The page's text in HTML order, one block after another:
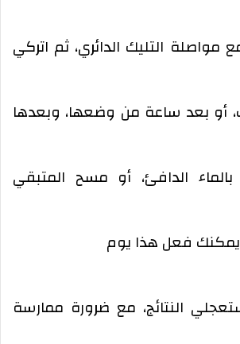
مواصلة التليك الدائري، ثم اتركي
أو بعد ساعة من وضعها، وبعدها
الدافئ، أو مسح المتبقي
فعل هذا يوم
النتائج، مع ضرورة ممارسة